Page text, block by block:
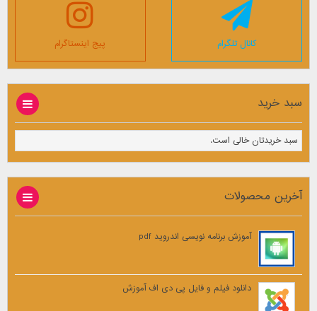
کانال تلگرام پیج اینستاگرام
سبد خرید
سبد خریدتان خالی است.
آخرین محصولات
آموزش برنامه نویسی اندروید pdf
دانلود فیلم و فایل پی دی اف آموزش